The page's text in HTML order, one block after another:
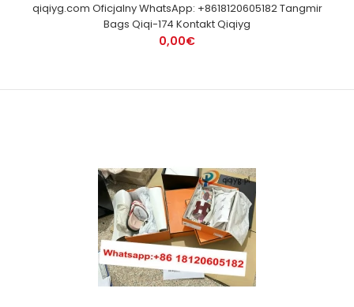
qiqiyg.com Oficjalny WhatsApp: +8618120605182 Tangmir
Bags Qiqi-174 Kontakt Qiqiyg
0,00€